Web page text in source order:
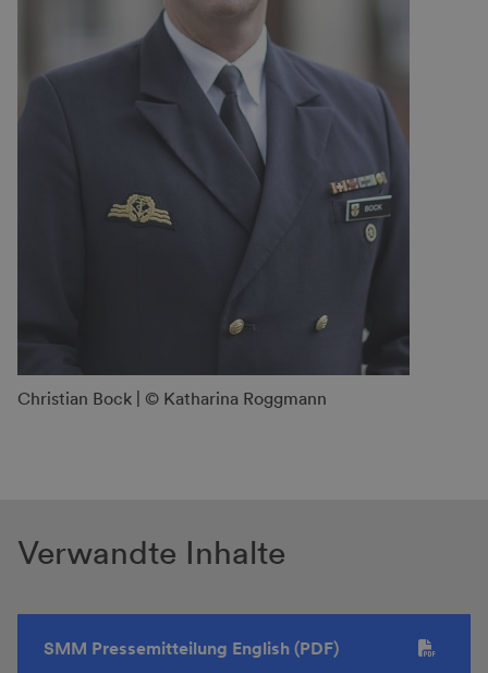
Christian Bock | © Katharina Roggmann
Verwandte Inhalte
SMM Pressemitteilung English (PDF)